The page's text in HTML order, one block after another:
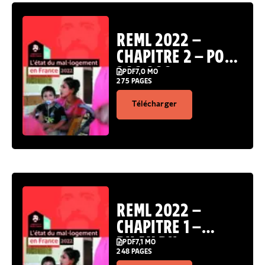
REML 2022 –
CHAPITRE 2 – POUR
300 000
PERSONNES SANS
DOMICILE, LE
LOGEMENT
PROMESSE À TENIR
PDF7,0 MO
275 PAGES
Télécharger
REML 2022 –
CHAPITRE 1 –
BILAN DU
QUINQUENNAT
PDF7,1 MO
248 PAGES